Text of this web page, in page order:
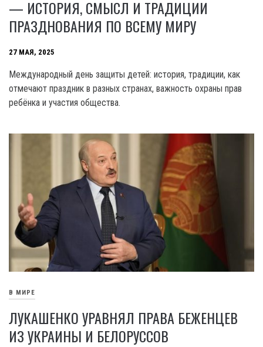
— ИСТОРИЯ, СМЫСЛ И ТРАДИЦИИ
ПРАЗДНОВАНИЯ ПО ВСЕМУ МИРУ
27 МАЯ, 2025
Международный день защиты детей: история, традиции, как
отмечают праздник в разных странах, важность охраны прав
ребёнка и участия общества.
В МИРЕ
ЛУКАШЕНКО УРАВНЯЛ ПРАВА БЕЖЕНЦЕВ
ИЗ УКРАИНЫ И БЕЛОРУССОВ